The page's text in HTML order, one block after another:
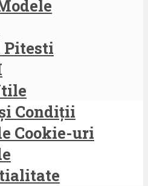
Pitesti
Condiții
Cookie-uri